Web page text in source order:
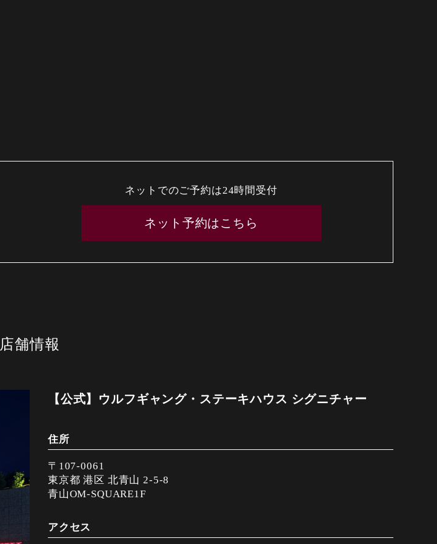
ネットでのご予約は24時間受付
ネット予約はこちら
店舗情報
【公式】ウルフギャング・ステーキハウス シグニチャー
住所
〒107-0061
東京都 港区 北青山 2-5-8
青山OM-SQUARE1F
アクセス